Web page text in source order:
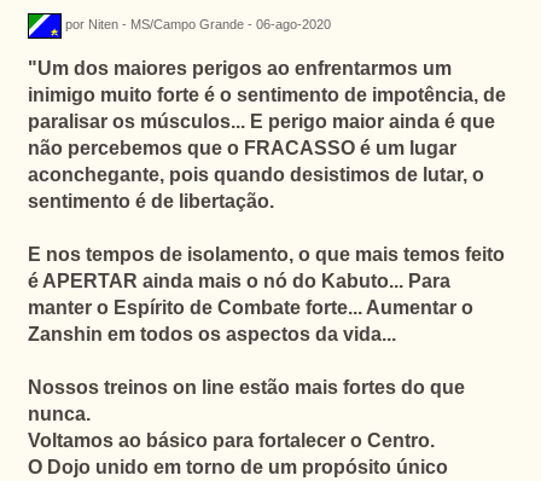
por Niten - MS/Campo Grande - 06-ago-2020
"Um dos maiores perigos ao enfrentarmos um
inimigo muito forte é o sentimento de impotência, de
paralisar os músculos...E perigo maior ainda é que
não percebemos que o FRACASSO é um lugar
aconchegante, pois quando desistimos de lutar, o
sentimento é de libertação.
E nos tempos de isolamento, o que mais temos feito
é APERTAR ainda mais o nó do Kabuto... Para
manter o Espírito de Combate forte... Aumentar o
Zanshin em todos os aspectos da vida...
Nossos treinos on line estão mais fortes do que
nunca.
Voltamos ao básico para fortalecer o Centro.
O Dojo unido em torno de um propósito único